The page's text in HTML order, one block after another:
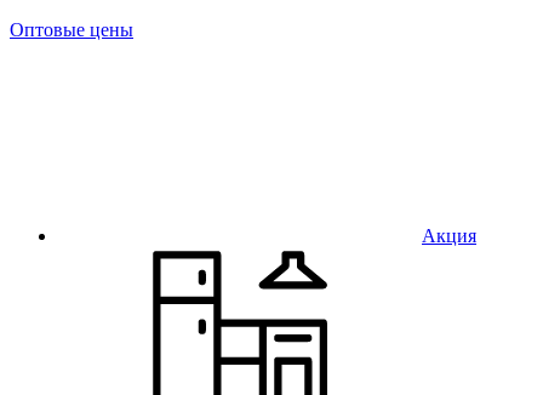
Оптовые цены
Акция